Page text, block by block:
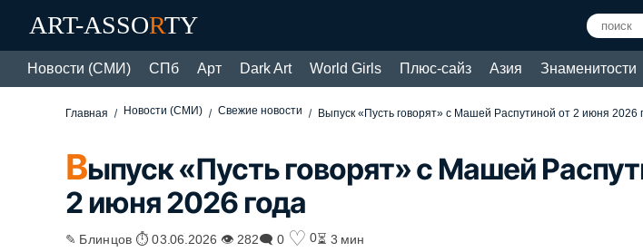
ART-ASSORTY
Новости (СМИ) СПб Арт Dark Art World Girls Плюс-сайз Азия Знаменитости
Главная Новости (СМИ) Свежие новости Выпуск «Пусть говорят» с Машей Распутиной от 2 июня 2026
Выпуск «Пусть говорят» с Машей
2 июня 2026 года
✎ Блинцов ⏱ 03.06.2026 👁 282🗨 0 ♡ 0⏳ 3 мин